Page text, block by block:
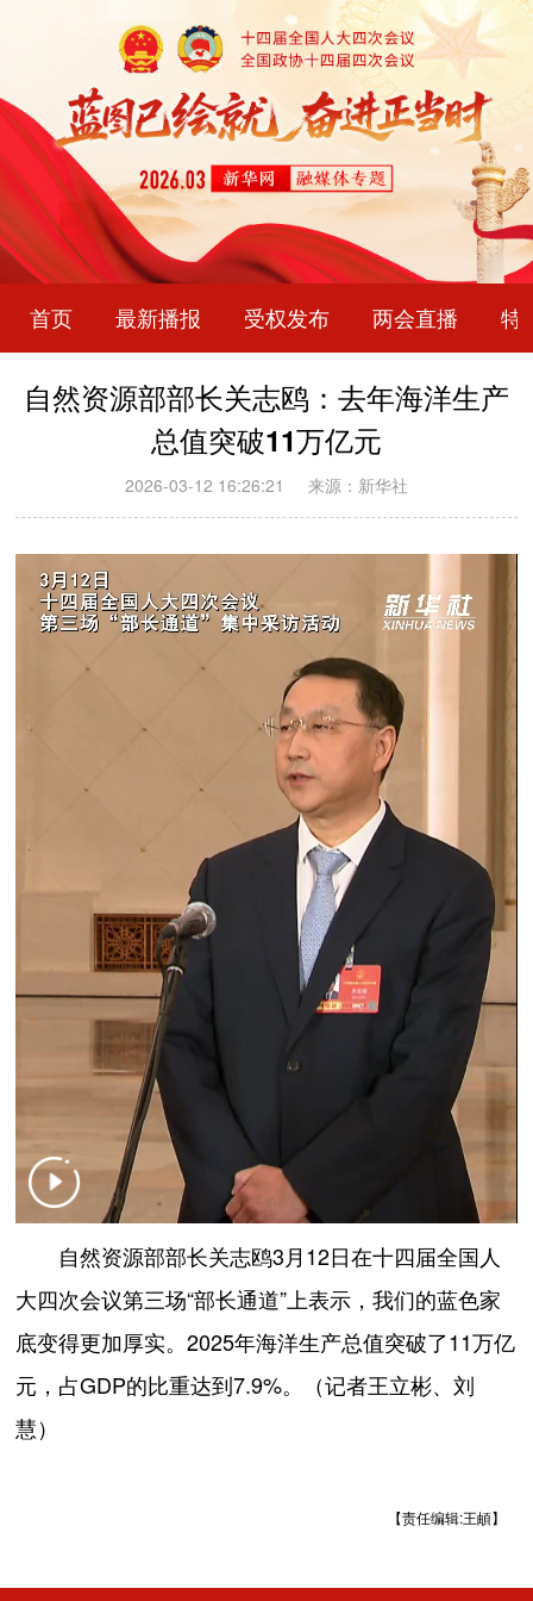
首页 最新播报 受权发布 两会直播 特
自然资源部部长关志鸥：去年海洋生产
总值突破11万亿元
2026-03-12 16:26:21 来源：新华社
自然资源部部长关志鸥3月12日在十四届全国人
大四次会议第三场“部长通道”上表示，我们的蓝色家
底变得更加厚实。2025年海洋生产总值突破了11万亿
元，占GDP的比重达到7.9%。（记者王立彬、刘
慧）
【责任编辑:王頔】